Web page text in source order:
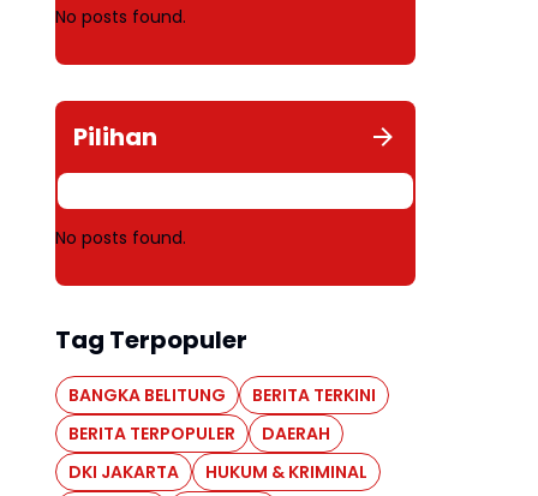
No posts found.
Pilihan
No posts found.
Tag Terpopuler
BANGKA BELITUNG
BERITA TERKINI
BERITA TERPOPULER
DAERAH
DKI JAKARTA
HUKUM & KRIMINAL